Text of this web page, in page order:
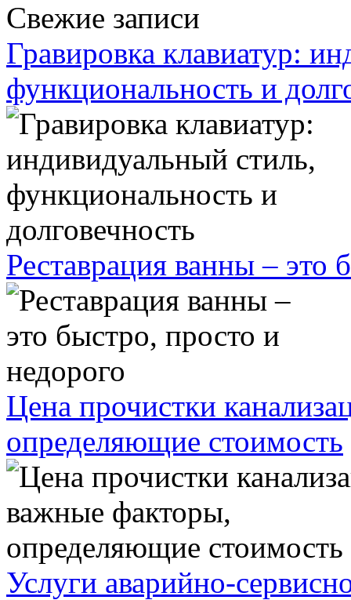
Свежие записи
Гравировка клавиатур:
функциональность и
Реставрация ванны – это
Цена прочистки
определяющие стоимость
Услуги аварийно-